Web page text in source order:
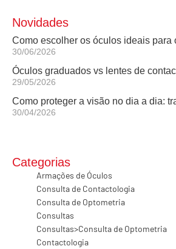
Novidades
Como escolher os óculos ideais para
30/06/2026
Óculos graduados vs lentes de
29/05/2026
Como proteger a visão no dia a dia:
30/04/2026
Categorias
Armações de Óculos
Consulta de Contactologia
Consulta de Optometria
Consultas
Consultas>Consulta de Optometria
Contactologia